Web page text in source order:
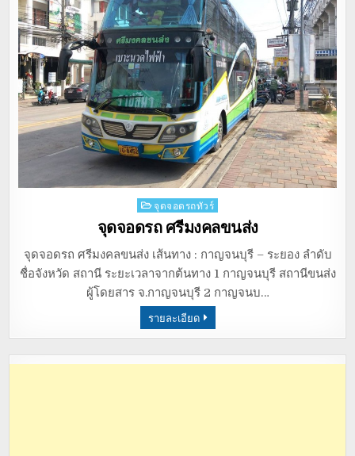
Posted
in
จุดจอดรถทัวร์
จุดจอดรถ ศรีมงคลขนส่ง
จุดจอดรถ ศรีมงคลขนส่ง เส้นทาง : กาญจนบุรี – ระยอง ลำดับ
ชื่อจังหวัด สถานี ระยะเวลาจากต้นทาง 1 กาญจนบุรี สถานีขนส่ง
ผู้โดยสาร จ.กาญจนบุรี 2 กาญจนบ…
รายละเอียด